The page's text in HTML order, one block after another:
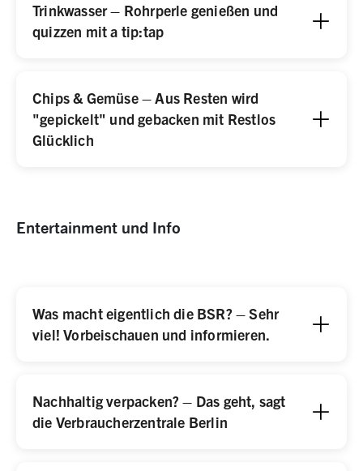
Trinkwasser – Rohrperle genießen und
quizzen mit a tip:tap
Chips & Gemüse – Aus Resten wird
"gepickelt" und gebacken mit Restlos
Glücklich
Entertainment und Info
Was macht eigentlich die BSR? – Sehr
viel! Vorbeischauen und informieren.
Nachhaltig verpacken? – Das geht, sagt
die Verbraucherzentrale Berlin